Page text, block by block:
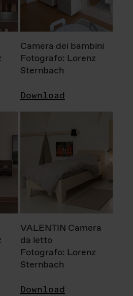
Camera dei bambini
Fotografo: Lorenz
Sternbach
Download
VALENTIN Camera
da letto
Fotografo: Lorenz
Sternbach
Download